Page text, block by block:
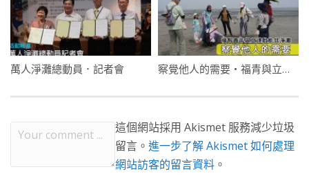
萬人淨灘總動員．記者會 察覺他人的需要・福青與立達共淨灘
這個網站採用 Akismet 服務減少垃圾
留言。 進一步了解 Akismet 如何處理
網站訪客的留言資料 。